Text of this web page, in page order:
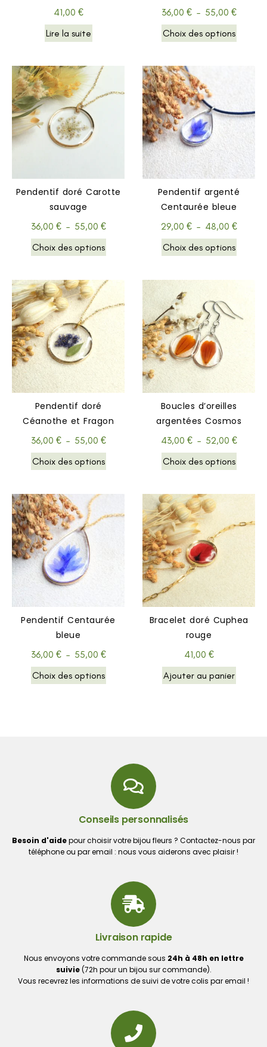
41,00 €
Lire la suite
36,00 € – 55,00 €
Choix des options
Pendentif doré Carotte
sauvage
36,00 € – 55,00 €
Choix des options
Pendentif argenté
Centaurée bleue
29,00 € – 48,00 €
Choix des options
Pendentif doré
Céanothe et Fragon
36,00 € – 55,00 €
Choix des options
Boucles d’oreilles
argentées Cosmos
43,00 € – 52,00 €
Choix des options
Pendentif Centaurée
bleue
36,00 € – 55,00 €
Choix des options
Bracelet doré Cuphea
rouge
41,00 €
Ajouter au panier
Conseils personnalisés
Besoin d'aidepour choisir votre bijou fleurs ? Contactez-nous par
téléphone ou par email : nous vous aiderons avec plaisir !
Livraison rapide
Nous envoyons votre commande sous 24h à 48h en lettre
suivie(72h pour un bijou sur commande).
Vous recevrez les informations de suivi de votre colis par email !